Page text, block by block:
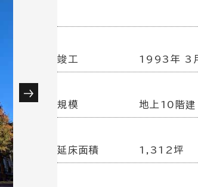
竣工 1993年 3
規模 地上10階建
延床面積 1,312坪